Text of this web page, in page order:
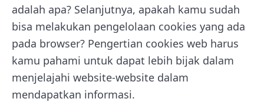
adalah apa? Selanjutnya, apakah kamu sudah
bisa melakukan pengelolaan cookies yang ada
pada browser? Pengertian cookies web harus
kamu pahami untuk dapat lebih bijak dalam
menjelajahi website-website dalam
mendapatkan informasi.